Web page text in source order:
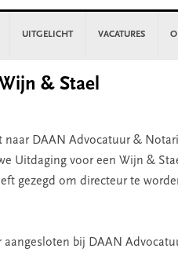
UITGELICHT VACATURES
& Stael
DAAN Advocatuur &
Uitdaging voor een Wijn &
gezegd om directeur te
aangesloten bij DAAN